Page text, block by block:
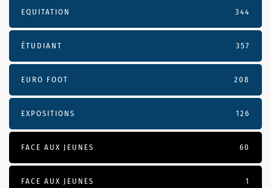
EQUITATION 344
ÉTUDIANT 357
EURO FOOT 208
EXPOSITIONS 126
FACE AUX JEUNES 60
FACE AUX JEUNES 1